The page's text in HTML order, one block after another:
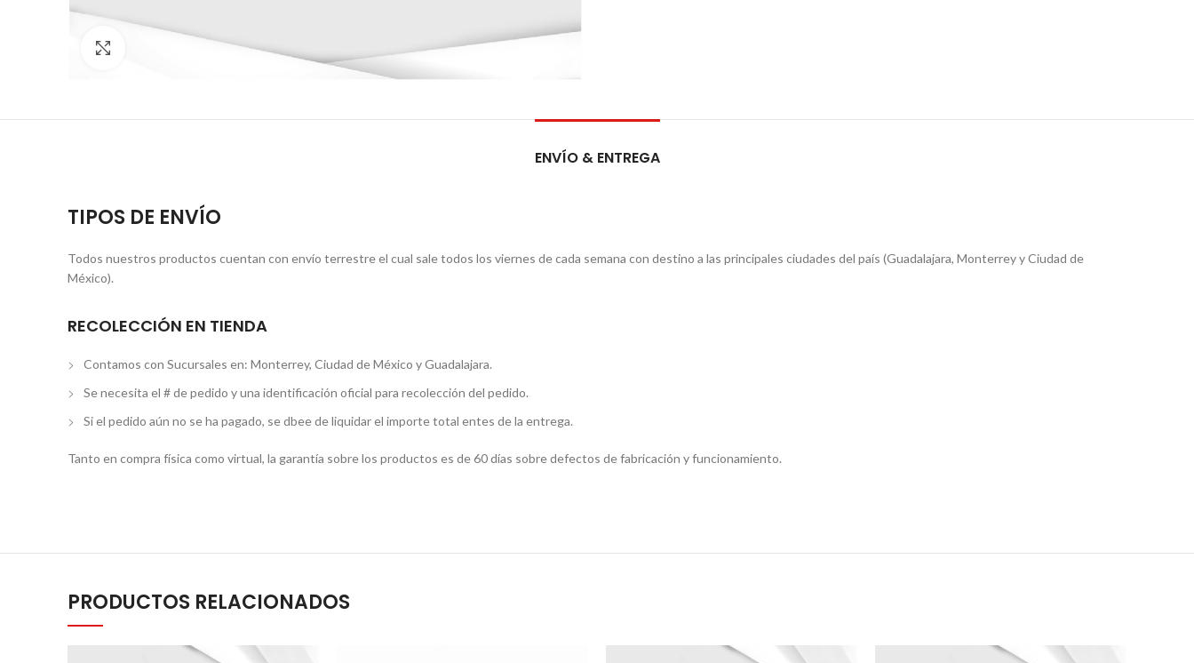
ENVÍO & ENTREGA
TIPOS DE ENVÍO
Todos nuestros productos cuentan con envío terrestre el cual sale todos los viernes de cada semana con destino a las principales ciudades del país (Guadalajara, Monterrey y Ciudad de
México).
RECOLECCIÓN EN TIENDA
Contamos con Sucursales en: Monterrey, Ciudad de México y Guadalajara.
Se necesita el # de pedido y una identificación oficial para recolección del pedido.
Si el pedido aún no se ha pagado, se dbee de liquidar el importe total entes de la entrega.
Tanto en compra física como virtual, la garantía sobre los productos es de 60 días sobre defectos de fabricación y funcionamiento.
PRODUCTOS RELACIONADOS